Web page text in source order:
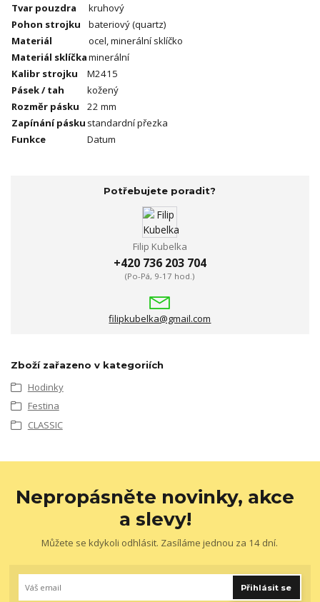
Tvar pouzdra
kruhový
Pohon strojku
bateriový (quartz)
Materiál
ocel, minerální sklíčko
Materiál sklíčkaminerální
Kalibr strojku
M2415
Pásek / tah
kožený
Rozměr pásku
22 mm
Zapínání pásku standardní přezka
Funkce
Datum
Potřebujete poradit?
Filip Kubelka
+420 736 203 704
(Po-Pá, 9-17 hod.)
filipkubelka@gmail.com
Zboží zařazeno v kategoriích
Hodinky
Festina
CLASSIC
Nepropásněte novinky, akce
a slevy!
Můžete se kdykoli odhlásit. Zasíláme jednou za 14 dní.
Přihlásit se